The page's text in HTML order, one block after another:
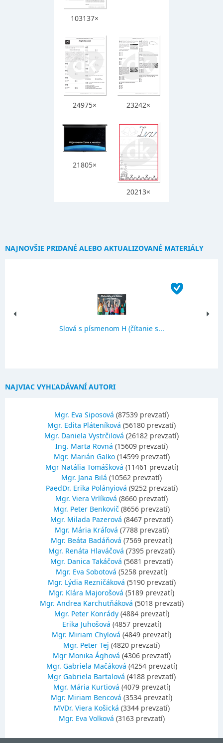
103137×
24975× 23242×
21805×
20213×
NAJNOVŠIE PRIDANÉ ALEBO AKTUALIZOVANÉ MATERIÁLY
Slová s písmenom H (čítanie s...
NAJVIAC VYHĽADÁVANÍ AUTORI
Mgr. Eva Siposová (87539 prevzatí)
Mgr. Edita Pláteníková (56180 prevzatí)
Mgr. Daniela Vystrčilová (26182 prevzatí)
Ing. Marta Rovná (15609 prevzatí)
Mgr. Marián Galko(14599 prevzatí)
Mgr Natália Tomášková (11461 prevzatí)
Mgr. Jana Bilá (10562 prevzatí)
PaedDr. Erika Polányiová (9252 prevzatí)
Mgr. Viera Vrlíková (8660 prevzatí)
Mgr. Peter Benkovič (8656 prevzatí)
Mgr. Milada Pazerová (8467 prevzatí)
Mgr. Mária Kráľová (7788 prevzatí)
Mgr. Beáta Badáňová (7569 prevzatí)
Mgr. Renáta Hlaváčová (7395 prevzatí)
Mgr. Danica Takáčová (5681 prevzatí)
Mgr. Eva Sobotová (5258 prevzatí)
Mgr. Lýdia Rezničáková (5190 prevzatí)
Mgr. Klára Majorošová (5189 prevzatí)
Mgr. Andrea Karchutňáková (5018 prevzatí)
Mgr. Peter Konrády(4884 prevzatí)
Erika Juhošová (4857 prevzatí)
Mgr. Miriam Chylová (4849 prevzatí)
Mgr. Peter Tej (4820 prevzatí)
Mgr Monika Ághová (4306 prevzatí)
Mgr. Gabriela Mačáková (4254 prevzatí)
Mgr Gabriela Bartalová (4188 prevzatí)
Mgr. Mária Kurtiová (4079 prevzatí)
Mgr. Miriam Bencová (3534 prevzatí)
MVDr. Viera Košická (3344 prevzatí)
Mgr. Eva Volková (3163 prevzatí)